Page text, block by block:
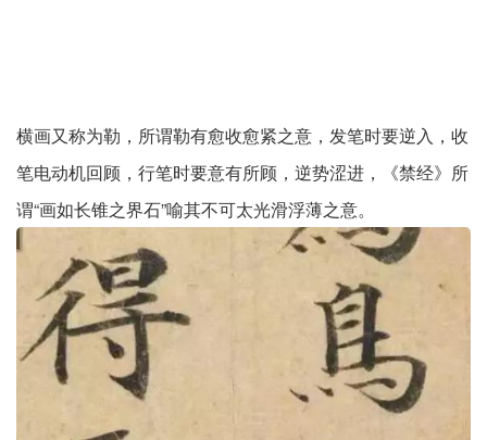
横画又称为勒，所谓勒有愈收愈紧之意，发笔时要逆入，收
笔电动机回顾，行笔时要意有所顾，逆势涩进，《禁经》所
谓“画如长锥之界石”喻其不可太光滑浮薄之意。